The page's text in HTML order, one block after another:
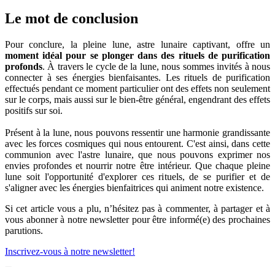
Le mot de conclusion
Pour conclure, la pleine lune, astre lunaire captivant, offre un
moment idéal pour se plonger dans des rituels de purification
profonds. À travers le cycle de la lune, nous sommes invités à nous
connecter à ses énergies bienfaisantes. Les rituels de purification
effectués pendant ce moment particulier ont des effets non seulement
sur le corps, mais aussi sur le bien-être général, engendrant des effets
positifs sur soi.
Présent à la lune, nous pouvons ressentir une harmonie grandissante
avec les forces cosmiques qui nous entourent. C'est ainsi, dans cette
communion avec l'astre lunaire, que nous pouvons exprimer nos
envies profondes et nourrir notre être intérieur. Que chaque pleine
lune soit l'opportunité d'explorer ces rituels, de se purifier et de
s'aligner avec les énergies bienfaitrices qui animent notre existence.
Si cet article vous a plu, n’hésitez pas à commenter, à partager et à
vous abonner à notre newsletter pour être informé(e) des prochaines
parutions.
Inscrivez-vous à notre newsletter!